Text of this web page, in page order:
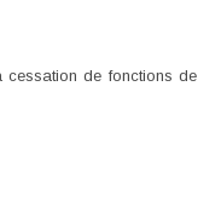
cessation de fonctions de